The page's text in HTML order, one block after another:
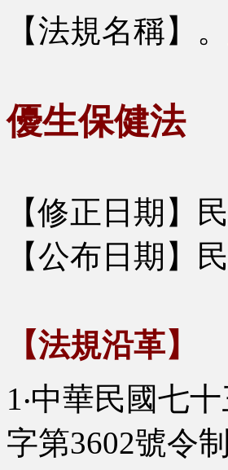
【法規名稱】 。
優生保健法
【修正日期】
【公布日期】
【法規沿革】
1‧中華民國七
字第3602號令